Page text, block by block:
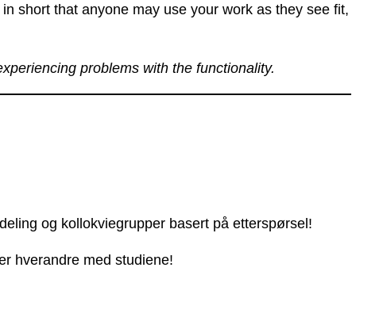
short that anyone may use your work as they see fit,
problems with the functionality.
og kollokviegrupper basert på etterspørsel!
hverandre med studiene!